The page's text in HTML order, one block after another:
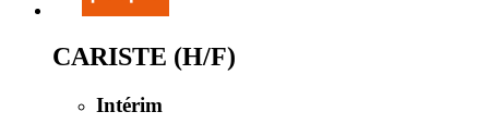
CARISTE (H/F)
Intérim